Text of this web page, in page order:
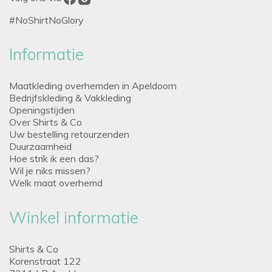
#NoShirtNoGlory
Informatie
Maatkleding overhemden in Apeldoorn
Bedrijfskleding & Vakkleding
Openingstijden
Over Shirts & Co
Uw bestelling retourzenden
Duurzaamheid
Hoe strik ik een das?
Wil je niks missen?
Welk maat overhemd
Winkel informatie
Shirts & Co
Korenstraat 122